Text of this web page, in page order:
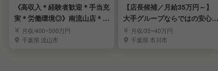
《高収入＊経験者歓迎＊手当充
実＊労働環境◎》南流山店＊ラ
ーメン店長候補募集
月収/400~500万円
千葉県 流山市
【店長候補／月給35万円～】
大手グループならではの安心環
境で長く活躍
月収/35~40万円
千葉県 市川市